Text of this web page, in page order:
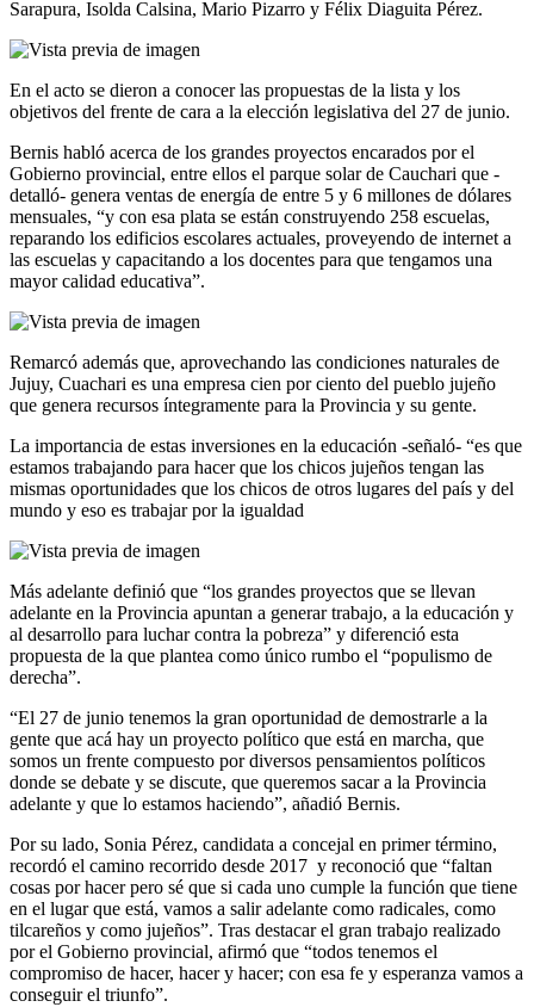
Sarapura, Isolda Calsina, Mario Pizarro y Félix Diaguita Pérez.
En el acto se dieron a conocer las propuestas de la lista y los
objetivos del frente de cara a la elección legislativa del 27 de junio.
Bernis habló acerca de los grandes proyectos encarados por el
Gobierno provincial, entre ellos el parque solar de Cauchari que -
detalló- genera ventas de energía de entre 5 y 6 millones de dólares
mensuales, “y con esa plata se están construyendo 258 escuelas,
reparando los edificios escolares actuales, proveyendo de internet a
las escuelas y capacitando a los docentes para que tengamos una
mayor calidad educativa”.
Remarcó además que, aprovechando las condiciones naturales de
Jujuy, Cuachari es una empresa cien por ciento del pueblo jujeño
que genera recursos íntegramente para la Provincia y su gente.
La importancia de estas inversiones en la educación -señaló- “es que
estamos trabajando para hacer que los chicos jujeños tengan las
mismas oportunidades que los chicos de otros lugares del país y del
mundo y eso es trabajar por la igualdad
Más adelante definió que “los grandes proyectos que se llevan
adelante en la Provincia apuntan a generar trabajo, a la educación y
al desarrollo para luchar contra la pobreza” y diferenció esta
propuesta de la que plantea como único rumbo el “populismo de
derecha”.
“El 27 de junio tenemos la gran oportunidad de demostrarle a la
gente que acá hay un proyecto político que está en marcha, que
somos un frente compuesto por diversos pensamientos políticos
donde se debate y se discute, que queremos sacar a la Provincia
adelante y que lo estamos haciendo”, añadió Bernis.
Por su lado, Sonia Pérez, candidata a concejal en primer término,
recordó el camino recorrido desde 2017 y reconoció que “faltan
cosas por hacer pero sé que si cada uno cumple la función que tiene
en el lugar que está, vamos a salir adelante como radicales, como
tilcareños y como jujeños”. Tras destacar el gran trabajo realizado
por el Gobierno provincial, afirmó que “todos tenemos el
compromiso de hacer, hacer y hacer; con esa fe y esperanza vamos a
conseguir el triunfo”.